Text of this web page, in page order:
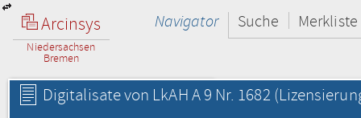
Arcinsys
Niedersachsen
Bremen
Navigator Suche Merkliste
Digitalisate von LkAH A 9 Nr. 1682